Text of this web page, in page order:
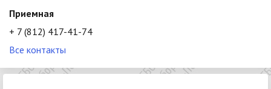
Приемная
+ 7 (812) 417-41-74
Все контакты